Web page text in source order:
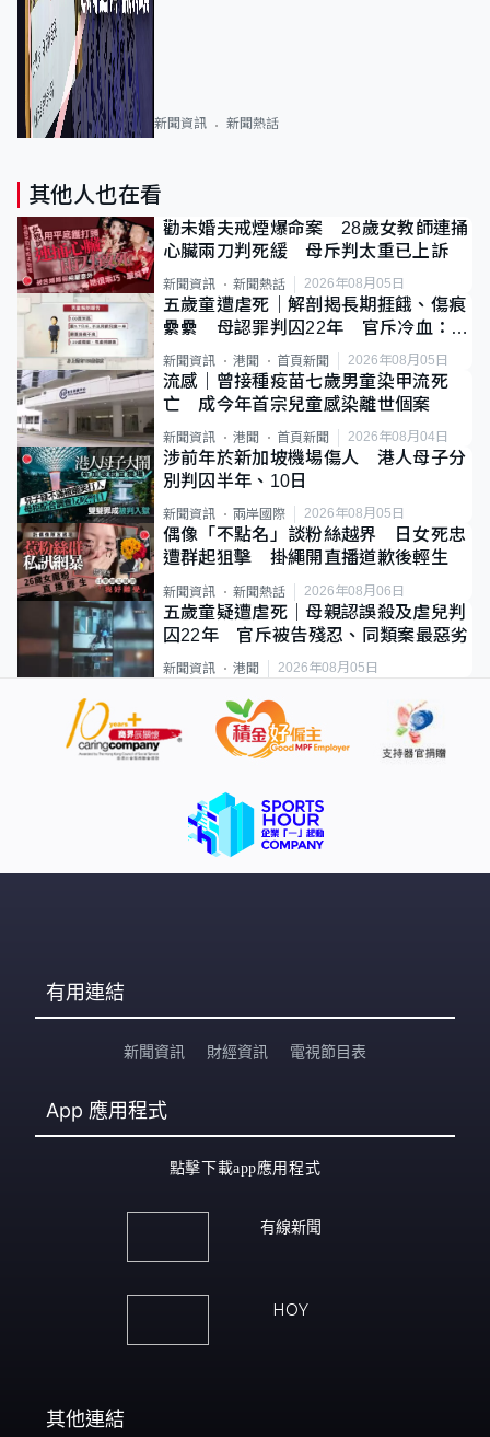
新聞資訊 新聞熱話
其他人也在看
勸未婚夫戒煙爆命案 28歲女教師連捅
心臟兩刀判死緩 母斥判太重已上訴
新聞資訊 新聞熱話 2026年08月05日
五歲童遭虐死｜解剖揭長期捱餓、傷痕
纍纍 母認罪判囚22年 官斥冷血：同
類案最惡劣
新聞資訊 港聞 首頁新聞 2026年08月05日
流感｜曾接種疫苗七歲男童染甲流死
亡 成今年首宗兒童感染離世個案
新聞資訊 港聞 首頁新聞 2026年08月04日
涉前年於新加坡機場傷人 港人母子分
別判囚半年、10日
新聞資訊 兩岸國際 2026年08月05日
偶像「不點名」談粉絲越界 日女死忠
遭群起狙擊 掛繩開直播道歉後輕生
新聞資訊 新聞熱話 2026年08月06日
五歲童疑遭虐死｜母親認誤殺及虐兒判
囚22年 官斥被告殘忍、同類案最惡劣
新聞資訊 港聞 2026年08月05日
有用連結
新聞資訊 財經資訊 電視節目表
App 應用程式
點擊下載app應用程式
有線新聞
HOY
其他連結